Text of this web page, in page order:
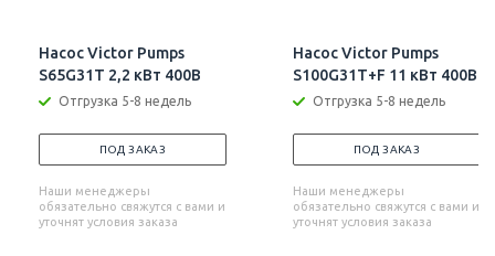
Насос Victor Pumps
S65G31T 2,2 кВт 400В
Отгрузка 5-8 недель
ПОД ЗАКАЗ
Наши менеджеры
обязательно свяжутся с вами и
уточнят условия заказа
Насос Victor Pumps
S100G31T+F 11 кВт 400В
Отгрузка 5-8 недель
ПОД ЗАКАЗ
Наши менеджеры
обязательно свяжутся с вами и
уточнят условия заказа